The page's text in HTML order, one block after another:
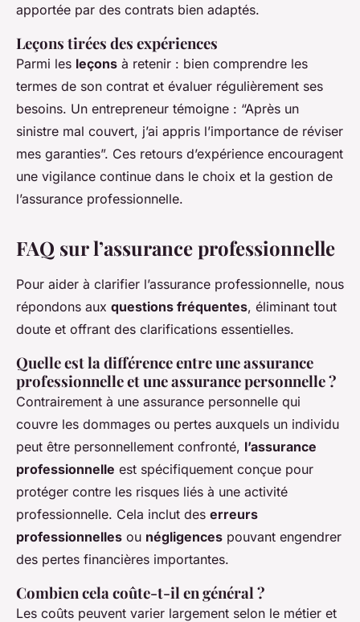
apportée par des contrats bien adaptés.
Leçons tirées des expériences
Parmi les leçons à retenir : bien comprendre les
termes de son contrat et évaluer régulièrement ses
besoins. Un entrepreneur témoigne : “Après un
sinistre mal couvert, j’ai appris l’importance de réviser
mes garanties”. Ces retours d’expérience encouragent
une vigilance continue dans le choix et la gestion de
l’assurance professionnelle.
FAQ sur l’assurance professionnelle
Pour aider à clarifier l’assurance professionnelle, nous
répondons aux questions fréquentes, éliminant tout
doute et offrant des clarifications essentielles.
Quelle est la différence entre une assurance
professionnelle et une assurance personnelle ?
Contrairement à une assurance personnelle qui
couvre les dommages ou pertes auxquels un individu
peut être personnellement confronté, l’assurance
professionnelle est spécifiquement conçue pour
protéger contre les risques liés à une activité
professionnelle. Cela inclut des erreurs
professionnelles ou négligences pouvant engendrer
des pertes financières importantes.
Combien cela coûte-t-il en général ?
Les coûts peuvent varier largement selon le métier et